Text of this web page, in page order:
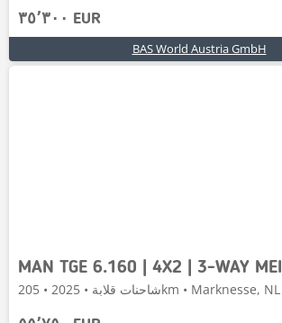
٣٥٬٣٠٠ EUR
BAS World Austria GmbH
شاحنات قلابة • 2025 • 205km • Marknesse, NL